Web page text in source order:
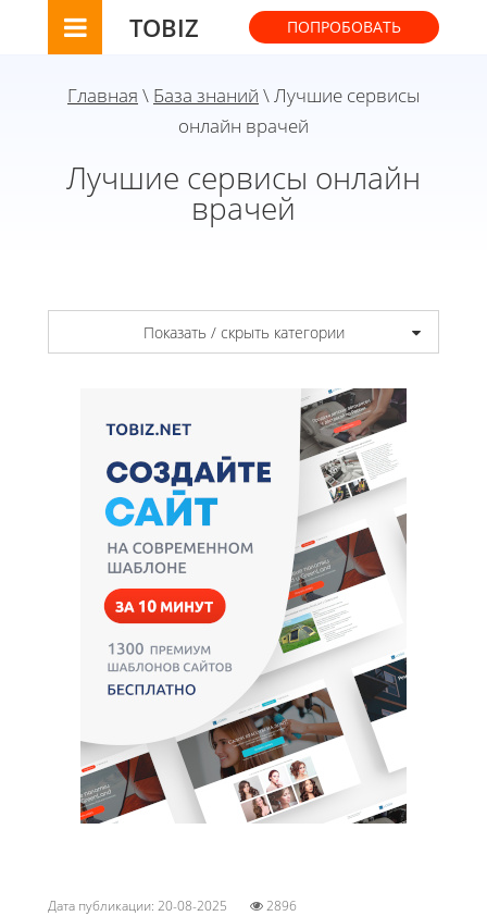
TOBIZ ПОПРОБОВАТЬ
Главная \ База знаний \ Лучшие сервисы
онлайн врачей
Лучшие сервисы онлайн
врачей
Показать / скрыть категории
Дата публикации: 20-08-2025 2896